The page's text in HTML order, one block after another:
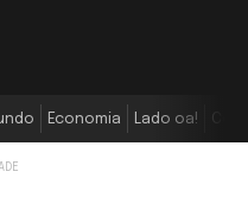
Economia Lado oa!